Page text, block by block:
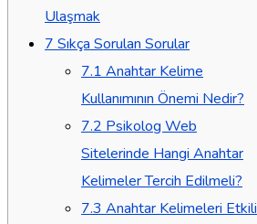
Ulaşmak
7 Sıkça Sorulan Sorular
7.1 Anahtar Kelime
Kullanımının Önemi Nedir?
7.2 Psikolog Web
Sitelerinde Hangi Anahtar
Kelimeler Tercih Edilmeli?
7.3 Anahtar Kelimeleri Etkili